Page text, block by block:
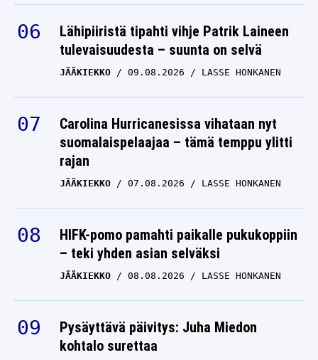
Lähipiiristä tipahti vihje Patrik Laineen
tulevaisuudesta – suunta on selvä
JÄÄKIEKKO 09.08.2026 LASSE HONKANEN
Carolina Hurricanesissa vihataan nyt
suomalaispelaajaa – tämä temppu ylitti
rajan
JÄÄKIEKKO 07.08.2026 LASSE HONKANEN
HIFK-pomo pamahti paikalle pukukoppiin
– teki yhden asian selväksi
JÄÄKIEKKO 08.08.2026 LASSE HONKANEN
Pysäyttävä päivitys: Juha Miedon
kohtalo surettaa